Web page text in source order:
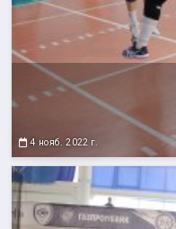
4 нояб. 2022 г.